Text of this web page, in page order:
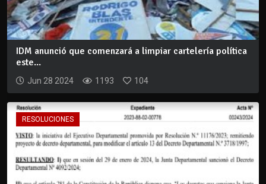
IDM anunció que comenzará a limpiar cartelería política
este...
Jun 28 2024 1193 104
RESOLUCIONES